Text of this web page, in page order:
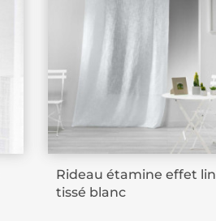
Rideau étamine effet lin
tissé blanc